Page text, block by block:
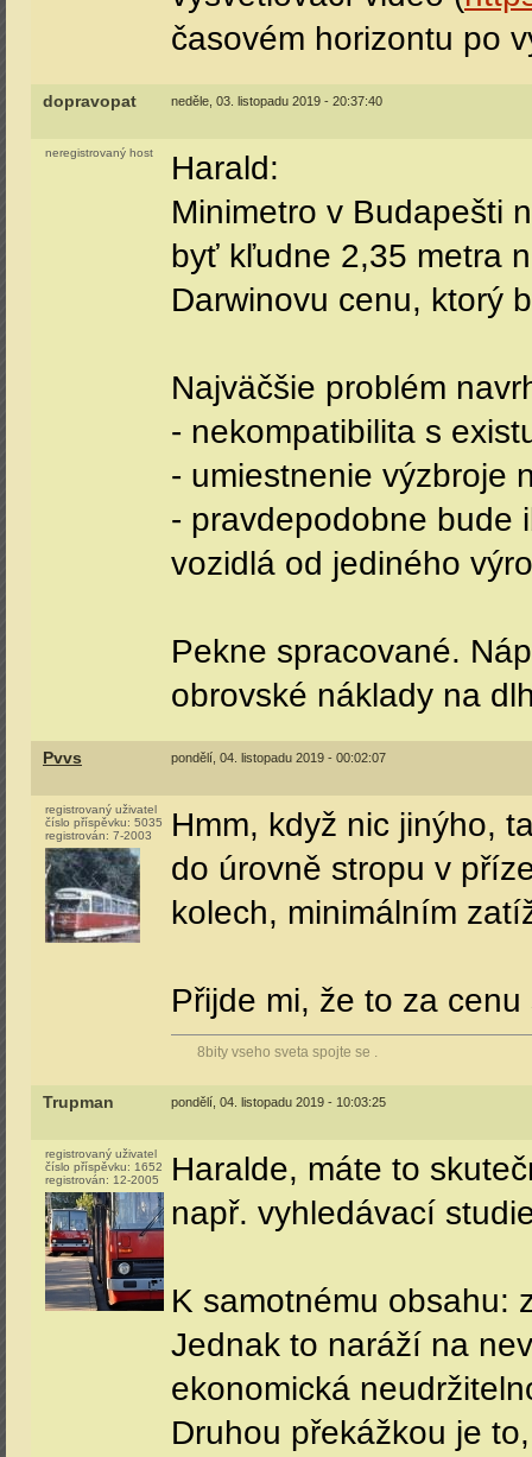
časovém horizontu po
dopravopat neděle, 03. listopadu 2019 - 20:37:40
neregistrovaný host
Harald:
Minimetro v Budapešti
byť kľudne 2,35 metra
Darwinovu cenu, ktorý
Najväčšie problém
- nekompatibilita s
- umiestnenie výzbroje
- pravdepodobne bude
vozidlá od jediného
Pekne spracované.
obrovské náklady na
Pvvs pondělí, 04. listopadu 2019 - 00:02:07
registrovaný uživatel
číslo příspěvku: 5035
registrován: 7-2003
Hmm, když nic jinýho,
do úrovně stropu v
kolech, minimálním
Přijde mi, že to za
8bity vseho sveta spojte se .
Trupman pondělí, 04. listopadu 2019 - 10:03:25
registrovaný uživatel
číslo příspěvku: 1652
registrován: 12-2005
Haralde, máte to
např. vyhledávací
K samotnému obsahu:
Jednak to naráží na
ekonomická
Druhou překážkou je